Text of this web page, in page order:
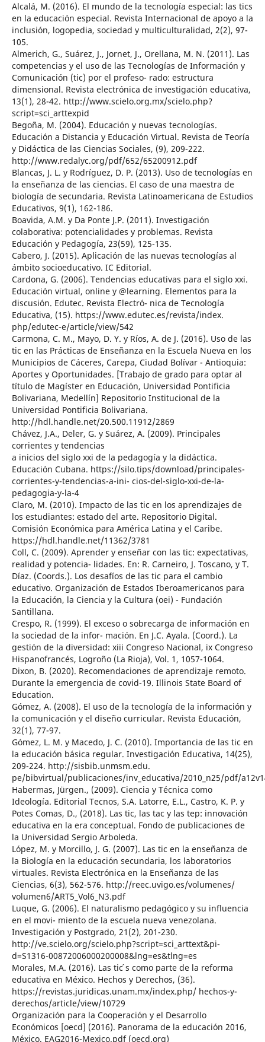
Alcalá, M. (2016). El mundo de la tecnología especial: las tics
en la educación especial. Revista Internacional de apoyo a la
inclusión, logopedia, sociedad y multiculturalidad, 2(2), 97-
105.
Almerich, G., Suárez, J., Jornet, J., Orellana, M. N. (2011). Las
competencias y el uso de las Tecnologías de Información y
Comunicación (tic) por el profeso- rado: estructura
dimensional. Revista electrónica de investigación educativa,
13(1), 28-42. http://www.scielo.org.mx/scielo.php?
script=sci_arttexpid
Begoña, M. (2004). Educación y nuevas tecnologías.
Educación a Distancia y Educación Virtual. Revista de Teoría
y Didáctica de las Ciencias Sociales, (9), 209-222.
http://www.redalyc.org/pdf/652/65200912.pdf
Blancas, J. L. y Rodríguez, D. P. (2013). Uso de tecnologías en
la enseñanza de las ciencias. El caso de una maestra de
biología de secundaria. Revista Latinoamericana de Estudios
Educativos, 9(1), 162-186.
Boavida, A.M. y Da Ponte J.P. (2011). Investigación
colaborativa: potencialidades y problemas. Revista
Educación y Pedagogía, 23(59), 125-135.
Cabero, J. (2015). Aplicación de las nuevas tecnologías al
ámbito socioeducativo. IC Editorial.
Cardona, G. (2006). Tendencias educativas para el siglo xxi.
Educación virtual, online y @learning. Elementos para la
discusión. Edutec. Revista Electró- nica de Tecnología
Educativa, (15). https://www.edutec.es/revista/index.
php/edutec-e/article/view/542
Carmona, C. M., Mayo, D. Y. y Ríos, A. de J. (2016). Uso de las
tic en las Prácticas de Enseñanza en la Escuela Nueva en los
Municipios de Cáceres, Carepa, Ciudad Bolívar - Antioquia:
Aportes y Oportunidades. [Trabajo de grado para optar al
título de Magíster en Educación, Universidad Pontificia
Bolivariana, Medellín] Repositorio Institucional de la
Universidad Pontificia Bolivariana.
http://hdl.handle.net/20.500.11912/2869
Chávez, J.A., Deler, G. y Suárez, A. (2009). Principales
corrientes y tendencias
a inicios del siglo xxi de la pedagogía y la didáctica.
Educación Cubana. https://silo.tips/download/principales-
corrientes-y-tendencias-a-ini- cios-del-siglo-xxi-de-la-
pedagogia-y-la-4
Claro, M. (2010). Impacto de las tic en los aprendizajes de
los estudiantes: estado del arte. Repositorio Digital.
Comisión Económica para América Latina y el Caribe.
https://hdl.handle.net/11362/3781
Coll, C. (2009). Aprender y enseñar con las tic: expectativas,
realidad y potencia- lidades. En: R. Carneiro, J. Toscano, y T.
Díaz. (Coords.). Los desafíos de las tic para el cambio
educativo. Organización de Estados Iberoamericanos para
la Educación, la Ciencia y la Cultura (oei) - Fundación
Santillana.
Crespo, R. (1999). El exceso o sobrecarga de información en
la sociedad de la infor- mación. En J.C. Ayala. (Coord.). La
gestión de la diversidad: xiii Congreso Nacional, ix Congreso
Hispanofrancés, Logroño (La Rioja), Vol. 1, 1057-1064.
Dixon, B. (2020). Recomendaciones de aprendizaje remoto.
Durante la emergencia de covid-19. Illinois State Board of
Education.
Gómez, A. (2008). El uso de la tecnología de la información y
la comunicación y el diseño curricular. Revista Educación,
32(1), 77-97.
Gómez, L. M. y Macedo, J. C. (2010). Importancia de las tic en
la educación básica regular. Investigación Educativa, 14(25),
209-224. http://sisbib.unmsm.edu.
pe/bibvirtual/publicaciones/inv_educativa/2010_n25/pdf/
Habermas, Jürgen., (2009). Ciencia y Técnica como
Ideología. Editorial Tecnos, S.A. Latorre, E.L., Castro, K. P. y
Potes Comas, D., (2018). Las tic, las tac y las tep: innovación
educativa en la era conceptual. Fondo de publicaciones de
la Universidad Sergio Arboleda.
López, M. y Morcillo, J. G. (2007). Las tic en la enseñanza de
la Biología en la educación secundaria, los laboratorios
virtuales. Revista Electrónica en la Enseñanza de las
Ciencias, 6(3), 562-576. http://reec.uvigo.es/volumenes/
volumen6/ART5_Vol6_N3.pdf
Luque, G. (2006). El naturalismo pedagógico y su influencia
en el movi- miento de la escuela nueva venezolana.
Investigación y Postgrado, 21(2), 201-230.
http://ve.scielo.org/scielo.php?script=sci_arttext&pi-
d=S1316-00872006000200008&lng=es&tlng=es
Morales, M.A. (2016). Las tic ́s como parte de la reforma
educativa en México. Hechos y Derechos, (36).
https://revistas.juridicas.unam.mx/index.php/ hechos-y-
derechos/article/view/10729
Organización para la Cooperación y el Desarrollo
Económicos [oecd] (2016). Panorama de la educación 2016,
México. EAG2016-Mexico.pdf (oecd.org)